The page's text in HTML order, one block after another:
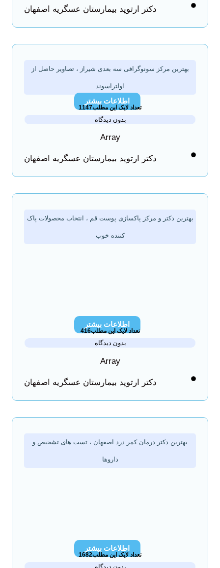
دکتر ارتوپد بیمارستان عسگریه اصفهان
بهترین مرکز سونوگرافی سه بعدی شیراز ، تصاویر حاصل از
اولتراسوند
اطلاعات بیشتر
تعداد لایک این مطلب1147
بدون دیدگاه
دکتر ارتوپد بیمارستان عسگریه اصفهان
بهترین دکتر و مرکز پاکسازی پوست قم ، انتخاب محصولات پاک
کننده خوب
اطلاعات بیشتر
تعداد لایک این مطلب416
بدون دیدگاه
دکتر ارتوپد بیمارستان عسگریه اصفهان
بهترین دکتر درمان کمر درد اصفهان ، تست های تشخیص و
اطلاعات بیشتر
تعداد لایک این مطلب1682